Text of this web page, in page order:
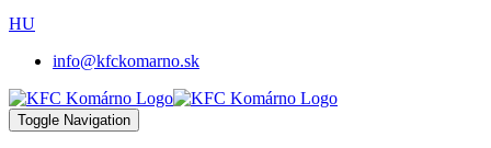
HU
info@kfckomarno.sk
Toggle Navigation